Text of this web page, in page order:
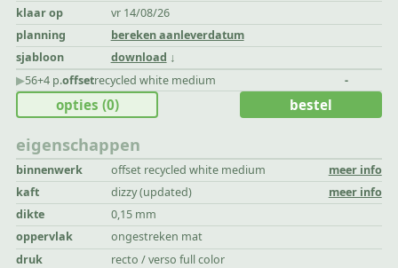
klaar op
vr 14/08/26
planning
bereken aanleverdatum
sjabloon
download
▶︎56+4 p.offsetrecycled white medium -
eigenschappen
binnenwerk offset recycled white medium
meer info
kaft
dizzy (updated)
meer info
dikte
0,15 mm
oppervlak
ongestreken mat
druk
recto / verso full color
opties (0) bestel